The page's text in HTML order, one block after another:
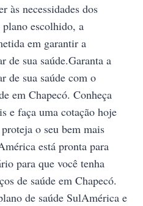
às necessidades dos
escolhido, a
em garantir a
de sua saúde.Garanta a
de sua saúde com o
em Chapecó. Conheça
e faça uma cotação hoje
o seu bem mais
está pronta para
para que você tenha
de saúde em Chapecó.
de saúde SulAmérica e